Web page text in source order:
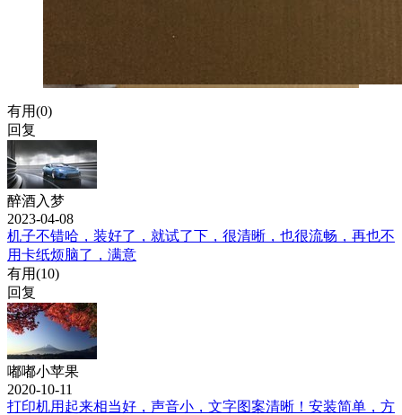
有用(0)
回复
醉酒入梦
2023-04-08
机子不错哈，装好了，就试了下，很清晰，也很流畅，再也不
用卡纸烦脑了，满意
有用(10)
回复
嘟嘟小苹果
2020-10-11
打印机用起来相当好，声音小，文字图案清晰！安装简单，方